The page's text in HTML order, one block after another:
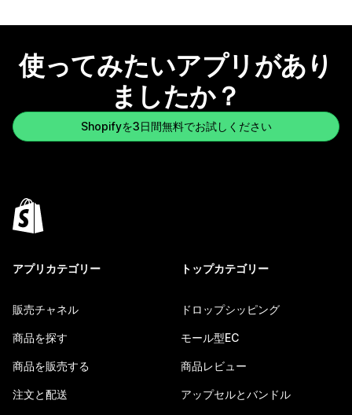
使ってみたいアプリがあり
ましたか？
Shopifyを3日間無料でお試しください
アプリカテゴリー
販売チャネル
商品を探す
商品を販売する
注文と配送
トップカテゴリー
ドロップシッピング
モール型EC
商品レビュー
アップセルとバンドル